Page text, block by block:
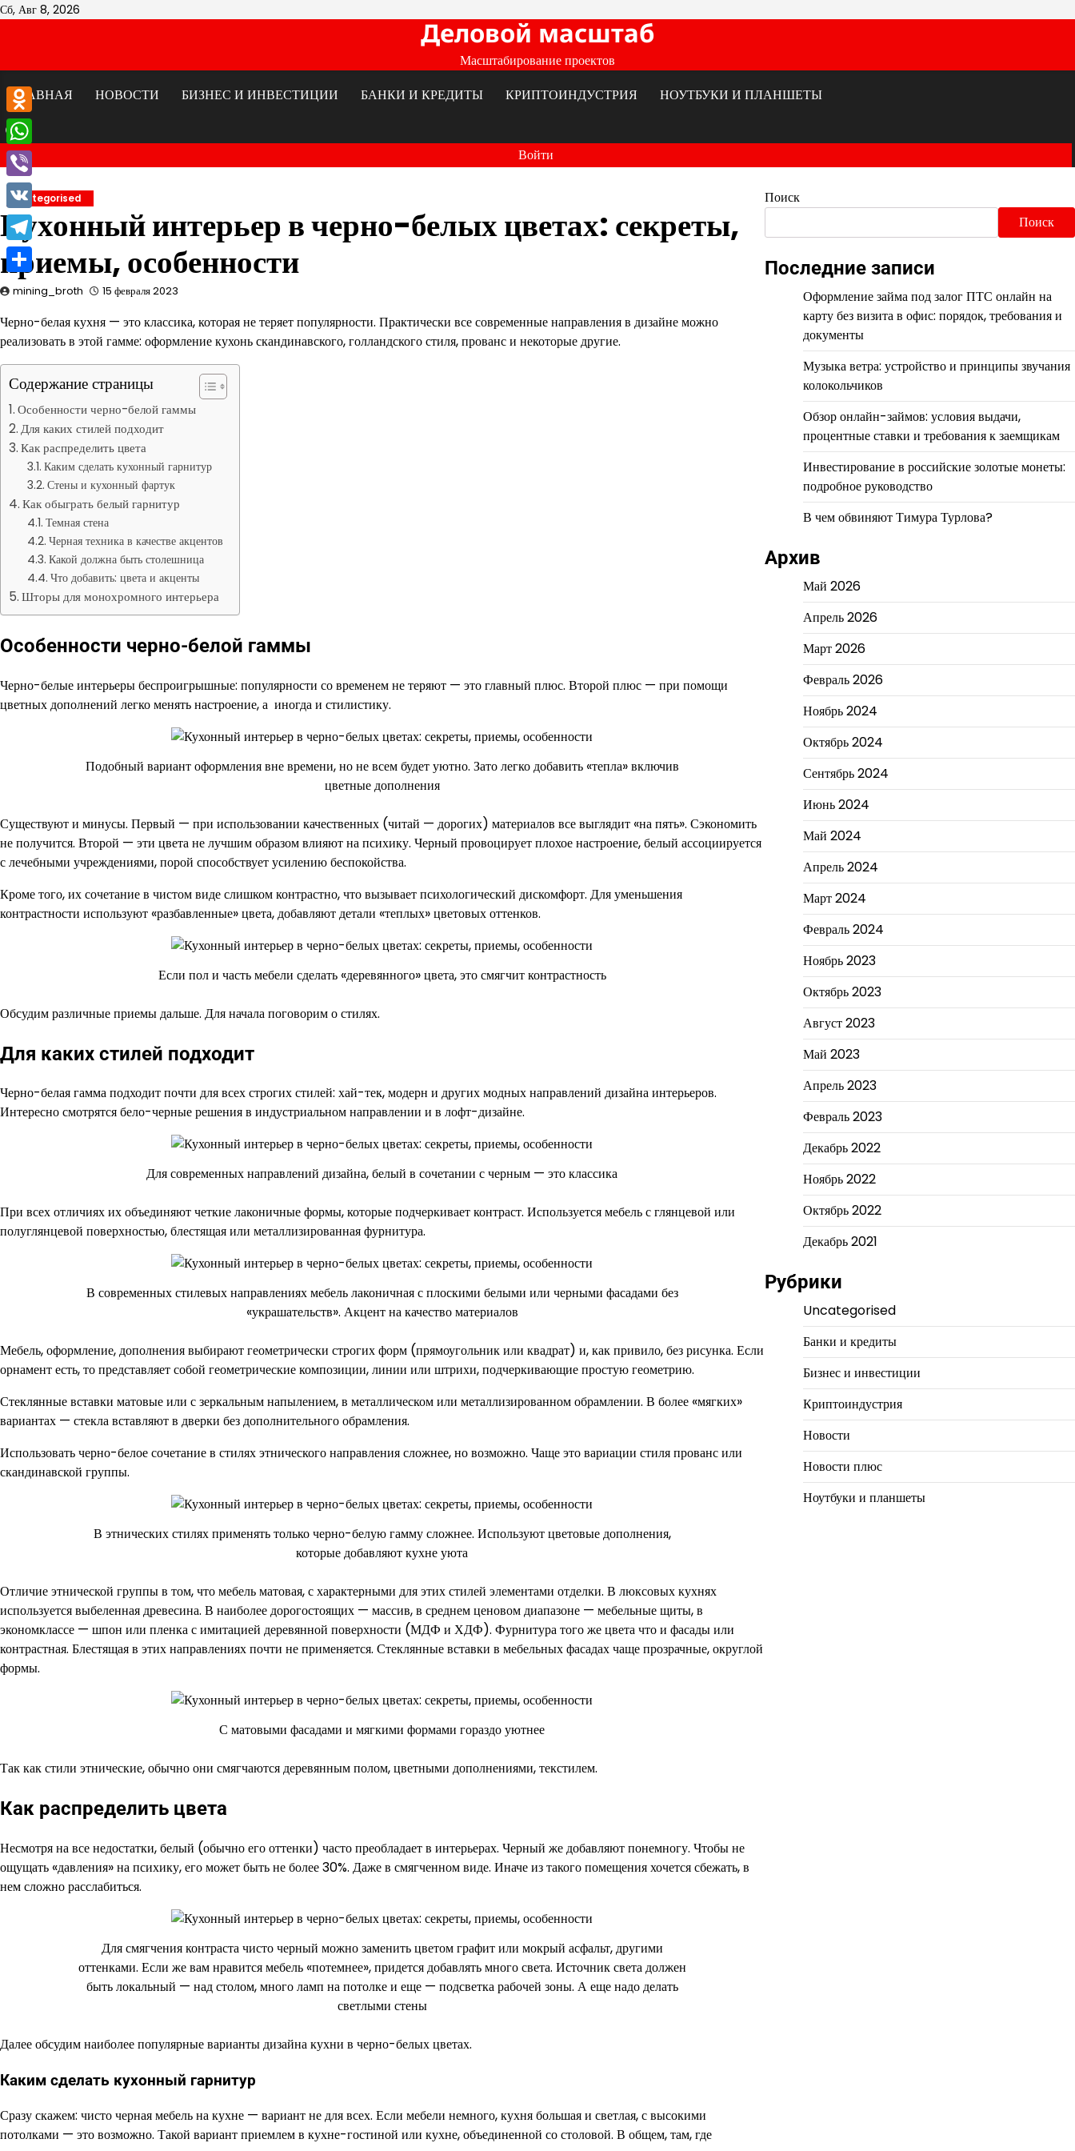
Перейти
Сб, Авг 8, 2026
Деловой масштаб
Масштабирование проектов
ГЛАВНАЯ
НОВОСТИ БИЗНЕС И ИНВЕСТИЦИИ БАНКИ И КРЕДИТЫ КРИПТОИНДУСТРИЯ НОУТБУКИ И ПЛАНШЕТЫ
Войти
Uncategorised
Кухонный интерьер в черно-белых цветах: секреты,
приемы, особенности
mining_broth 15 февраля 2023
Черно-белая кухня — это классика, которая не теряет популярности. Практически все современные направления в дизайне можно
реализовать в этой гамме: оформление кухонь скандинавского, голландского стиля, прованс и некоторые другие.
Содержание страницы
Особенности черно-белой гаммы
Для каких стилей подходит
Как распределить цвета
Каким сделать кухонный гарнитур
Стены и кухонный фартук
Как обыграть белый гарнитур
Темная стена
Черная техника в качестве акцентов
Какой должна быть столешница
Что добавить: цвета и акценты
Шторы для монохромного интерьера
Особенности черно-белой гаммы
Черно-белые интерьеры беспроигрышные: популярности со временем не теряют — это главный плюс. Второй плюс — при помощи
цветных дополнений легко менять настроение, а иногда и стилистику.
Подобный вариант оформления вне времени, но не всем будет уютно. Зато легко добавить «тепла» включив
цветные дополнения
Существуют и минусы. Первый — при использовании качественных (читай — дорогих) материалов все выглядит «на пять». Сэкономить
не получится. Второй — эти цвета не лучшим образом влияют на психику. Черный провоцирует плохое настроение, белый ассоциируется
с лечебными учреждениями, порой способствует усилению беспокойства.
Кроме того, их сочетание в чистом виде слишком контрастно, что вызывает психологический дискомфорт. Для уменьшения
контрастности используют «разбавленные» цвета, добавляют детали «теплых» цветовых оттенков.
Если пол и часть мебели сделать «деревянного» цвета, это смягчит контрастность
Обсудим различные приемы дальше. Для начала поговорим о стилях.
Для каких стилей подходит
Черно-белая гамма подходит почти для всех строгих стилей: хай-тек, модерн и других модных направлений дизайна интерьеров.
Интересно смотрятся бело-черные решения в индустриальном направлении и в лофт-дизайне.
Для современных направлений дизайна, белый в сочетании с черным — это классика
При всех отличиях их объединяют четкие лаконичные формы, которые подчеркивает контраст. Используется мебель с глянцевой или
полуглянцевой поверхностью, блестящая или металлизированная фурнитура.
В современных стилевых направлениях мебель лаконичная с плоскими белыми или черными фасадами без
«украшательств». Акцент на качество материалов
Мебель, оформление, дополнения выбирают геометрически строгих форм (прямоугольник или квадрат) и, как привило, без рисунка. Если
орнамент есть, то представляет собой геометрические композиции, линии или штрихи, подчеркивающие простую геометрию.
Стеклянные вставки матовые или с зеркальным напылением, в металлическом или металлизированном обрамлении. В более «мягких»
вариантах — стекла вставляют в дверки без дополнительного обрамления.
Использовать черно-белое сочетание в стилях этнического направления сложнее, но возможно. Чаще это вариации стиля прованс или
скандинавской группы.
В этнических стилях применять только черно-белую гамму сложнее. Используют цветовые дополнения,
которые добавляют кухне уюта
Отличие этнической группы в том, что мебель матовая, с характерными для этих стилей элементами отделки. В люксовых кухнях
используется выбеленная древесина. В наиболее дорогостоящих — массив, в среднем ценовом диапазоне — мебельные щиты, в
экономклассе — шпон или пленка с имитацией деревянной поверхности (МДФ и ХДФ). Фурнитура того же цвета что и фасады или
контрастная. Блестящая в этих направлениях почти не применяется. Стеклянные вставки в мебельных фасадах чаще прозрачные, округлой
формы.
С матовыми фасадами и мягкими формами гораздо уютнее
Так как стили этнические, обычно они смягчаются деревянным полом, цветными дополнениями, текстилем.
Как распределить цвета
Несмотря на все недостатки, белый (обычно его оттенки) часто преобладает в интерьерах. Черный же добавляют понемногу. Чтобы не
ощущать «давления» на психику, его может быть не более 30%. Даже в смягченном виде. Иначе из такого помещения хочется сбежать, в
нем сложно расслабиться.
Для смягчения контраста чисто черный можно заменить цветом графит или мокрый асфальт, другими
оттенками. Если же вам нравится мебель «потемнее», придется добавлять много света. Источник света должен
быть локальный — над столом, много ламп на потолке и еще — подсветка рабочей зоны. А еще надо делать
светлыми стены
Далее обсудим наиболее популярные варианты дизайна кухни в черно-белых цветах.
Каким сделать кухонный гарнитур
Сразу скажем: чисто черная мебель на кухне — вариант не для всех. Если мебели немного, кухня большая и светлая, с высокими
потолками — это возможно. Такой вариант приемлем в кухне-гостиной или кухне, объединенной со столовой. В общем, там, где
Поиск
Поиск
Последние записи
Оформление займа под залог ПТС онлайн на
карту без визита в офис: порядок, требования и
документы
Музыка ветра: устройство и принципы звучания
колокольчиков
Обзор онлайн-займов: условия выдачи,
процентные ставки и требования к заемщикам
Инвестирование в российские золотые монеты:
подробное руководство
В чем обвиняют Тимура Турлова?
Архив
Май 2026
Апрель 2026
Март 2026
Февраль 2026
Ноябрь 2024
Октябрь 2024
Сентябрь 2024
Июнь 2024
Май 2024
Апрель 2024
Март 2024
Февраль 2024
Ноябрь 2023
Октябрь 2023
Август 2023
Май 2023
Апрель 2023
Февраль 2023
Декабрь 2022
Ноябрь 2022
Октябрь 2022
Декабрь 2021
Рубрики
Uncategorised
Банки и кредиты
Бизнес и инвестиции
Криптоиндустрия
Новости
Новости плюс
Ноутбуки и планшеты
Odnoklassniki
WhatsApp
Viber
VK
Telegram
Отправить